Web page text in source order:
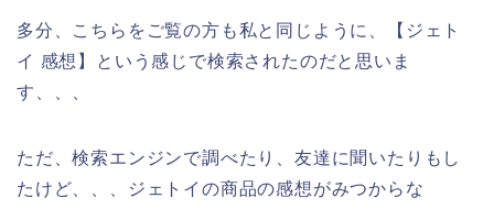
多分、こちらをご覧の方も私と同じように、【ジェト
イ 感想】という感じで検索されたのだと思いま
す、、、
ただ、検索エンジンで調べたり、友達に聞いたりもし
たけど、、、ジェトイの商品の感想がみつからな